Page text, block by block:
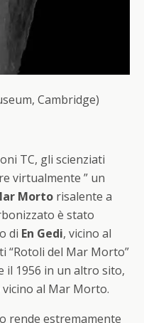
Cambridge)
TC, gli scienziati
virtualmente ” un
Morto risalente a
è stato
di En Gedi, vicino al
“Rotoli del Mar Morto”
il 1956 in un altro sito,
vicino al Mar Morto.
rende estremamente